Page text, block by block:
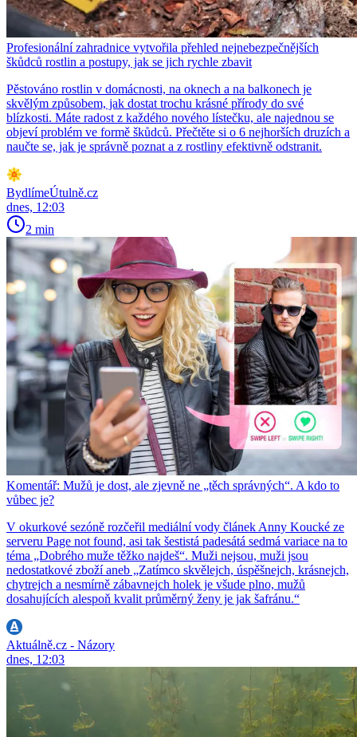
Profesionální zahradnice vytvořila přehled nejnebezpečnějších
škůdců rostlin a postupy, jak se jich rychle zbavit
Pěstováno rostlin v domácnosti, na oknech a na balkonech je
skvělým způsobem, jak dostat trochu krásné přírody do své
blízkosti. Máte radost z každého nového lístečku, ale najednou se
objeví problém ve formě škůdců. Přečtěte si o 6 nejhorších druzích a
naučte se, jak je správně poznat a z rostliny efektivně odstranit.
BydlímeÚtulně.cz
dnes, 12:03
2 min
Komentář: Mužů je dost, ale zjevně ne „těch správných“. A kdo to
vůbec je?
V okurkové sezóně rozčeřil mediální vody článek Anny Koucké ze
serveru Page not found, asi tak šestistá padesátá sedmá variace na to
téma „Dobrého muže těžko najdeš“. Muži nejsou, muži jsou
nedostatkové zboží aneb „Zatímco skvělejch, úspěšnejch, krásnejch,
chytrejch a nesmírně zábavnejch holek je všude plno, mužů
dosahujících alespoň kvalit průměrný ženy je jak šafránu.“
Aktuálně.cz - Názory
dnes, 12:03